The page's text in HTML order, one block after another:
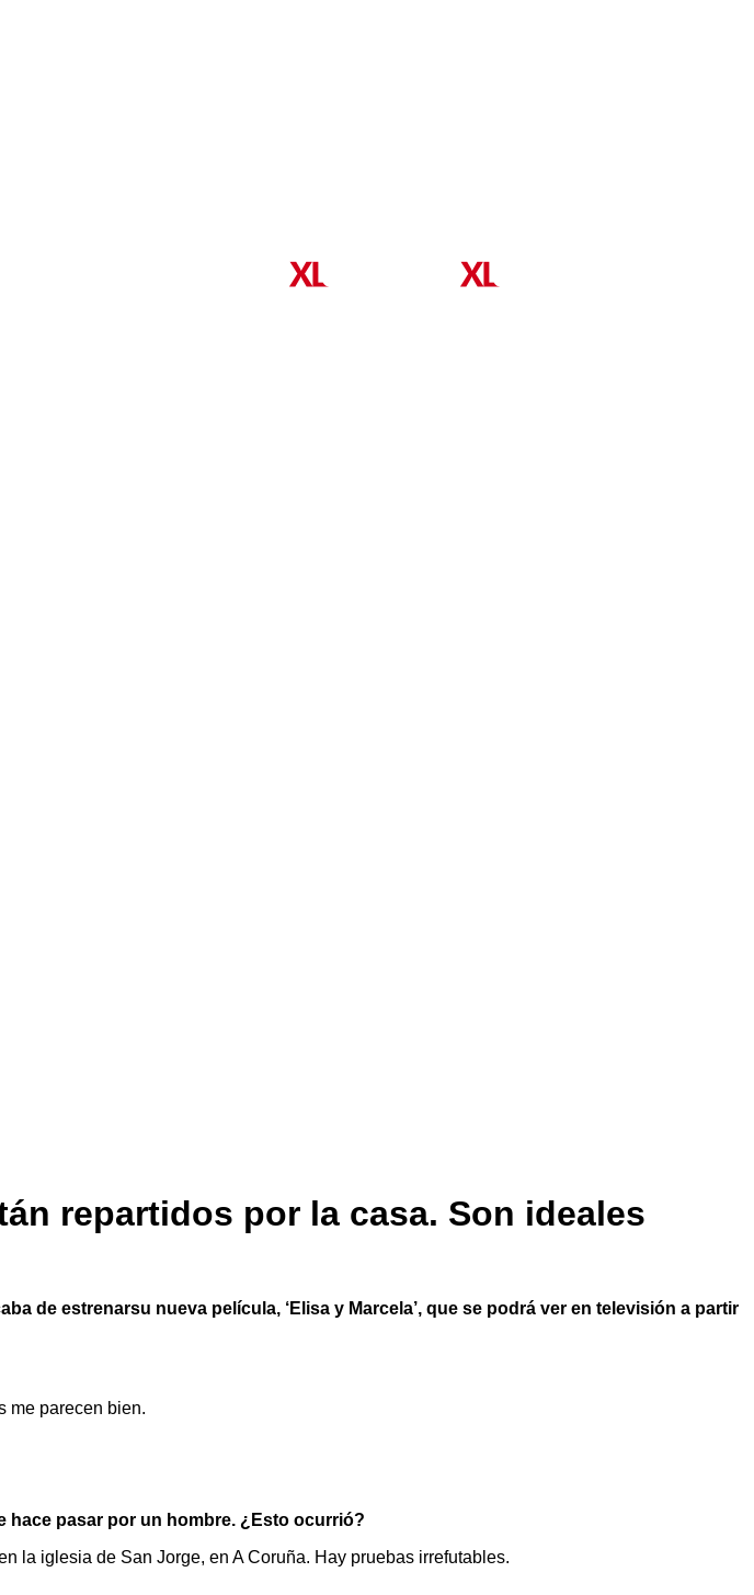
repartidos por la casa. Son ideales
de estrenarsu nueva película, ‘Elisa y Marcela’, que se podrá ver en televisión a partir
me parecen bien.
hace pasar por un hombre. ¿Esto ocurrió?
la iglesia de San Jorge, en A Coruña. Hay pruebas irrefutables.